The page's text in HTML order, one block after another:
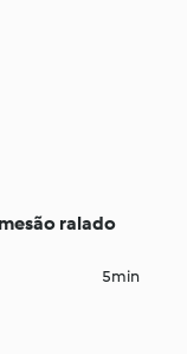
ralado
5min